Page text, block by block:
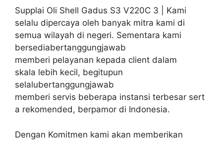
Supplai Oli Shell Gadus S3 V220C 3 | Kami
selalu dipercaya oleh banyak mitra kami di
semua wilayah di negeri. Sementara kami
bersediabertanggungjawab
memberi pelayanan kepada client dalam
skala lebih kecil, begitupun
selalubertanggungjawab
memberi servis beberapa instansi terbesar sert
a rekomended, berpamor di Indonesia.
Dengan Komitmen kami akan memberikan